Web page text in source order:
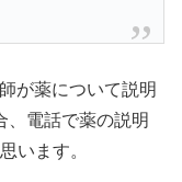
が薬について説明
、電話で薬の説明
います。